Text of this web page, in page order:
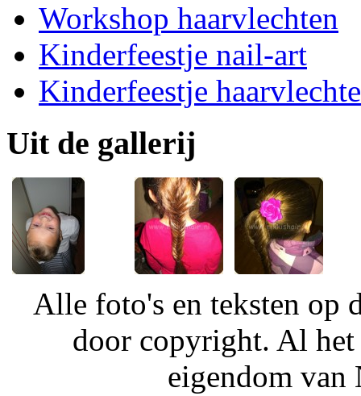
Workshop haarvlechten
Kinderfeestje nail-art
Kinderfeestje
Uit de gallerij
Alle foto's en teksten op
door copyright. Al het
eigendom